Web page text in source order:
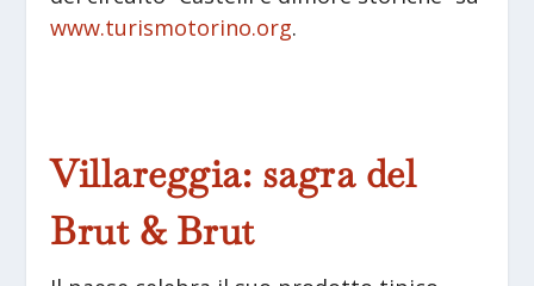
www.turismotorino.org.
Villareggia: sagra del
Brut & Brut